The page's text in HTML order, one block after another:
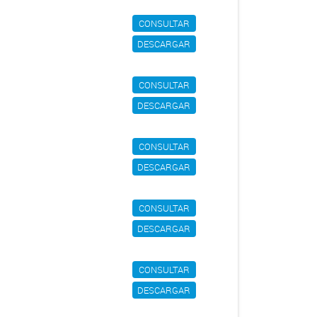
CONSULTAR
DESCARGAR
CONSULTAR
DESCARGAR
CONSULTAR
DESCARGAR
CONSULTAR
DESCARGAR
CONSULTAR
DESCARGAR